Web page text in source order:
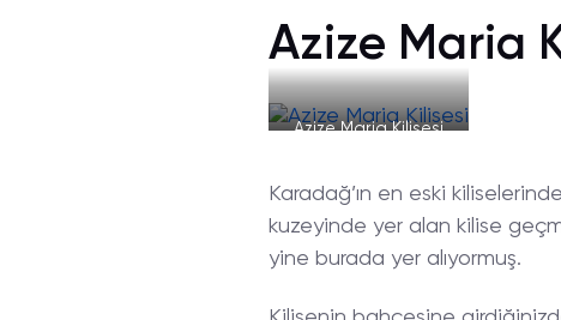
Azize Maria
Azize Maria Kilisesi
Karadağ’ın en eski
kuzeyinde yer alan kilise
yine burada yer alıyormuş.